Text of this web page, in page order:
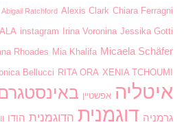
Abigail Ratchford Alexis Clark Chiara Ferragni
instagram Irina Voronina Jessika Gotti
Rhoades Mia Khalifa Micaela Schäfer
Bellucci RITA ORA XENIA TCHOUMI
איטליה אפשטיין
גרמניה דוגמנית הדוגמנית הודו